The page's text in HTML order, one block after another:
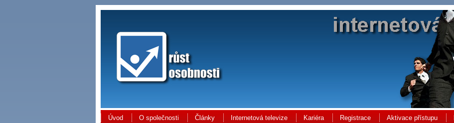
Úvod O společnosti Články Internetová televize Kariéra Registrace Aktivace přístupu